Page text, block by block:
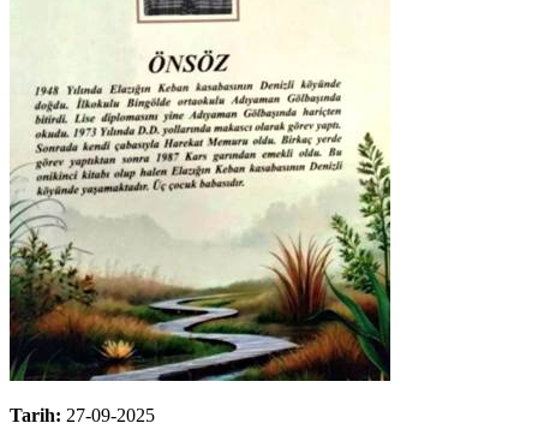
Tarih: 27-09-2025